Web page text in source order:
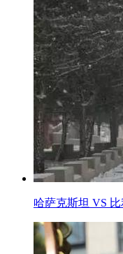
哈萨克斯坦 VS